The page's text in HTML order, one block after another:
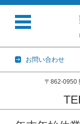
お問い合わせ
〒862-0950
コンテンツに移動